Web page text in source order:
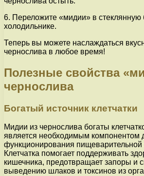
6. Переложите «мидии» в стеклянную
холодильнике.
Теперь вы можете наслаждаться
чернослива в любое время!
Полезные свойства
чернослива
Богатый источник клетчатки
Мидии из чернослива богаты
является необходимым компонентом
функционирования пищеварительной
Клетчатка помогает поддерживать
кишечника, предотвращает запоры и
выведению шлаков и токсинов из